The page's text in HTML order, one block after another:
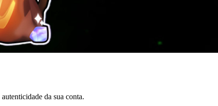
da sua conta.